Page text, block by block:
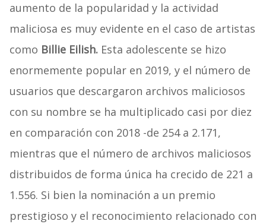
aumento de la popularidad y la actividad
maliciosa es muy evidente en el caso de artistas
como Billie Eilish.Esta adolescente se hizo
enormemente popular en 2019, y el número de
usuarios que descargaron archivos maliciosos
con su nombre se ha multiplicado casi por diez
en comparación con 2018 -de 254 a 2.171,
mientras que el número de archivos maliciosos
distribuidos de forma única ha crecido de 221 a
1.556. Si bien la nominación a un premio
prestigioso y el reconocimiento relacionado con